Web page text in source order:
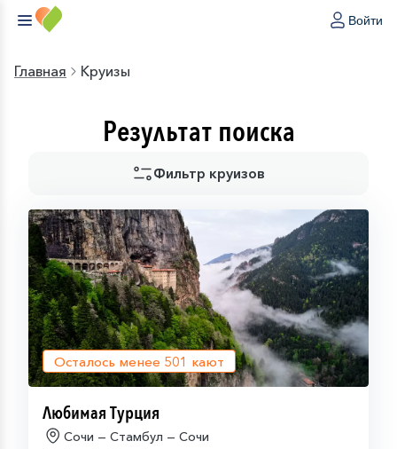
Войти
Главная Круизы
Результат поиска
Фильтр круизов
Осталось менее 501 кают
Любимая Турция
Сочи — Стамбул — Сочи